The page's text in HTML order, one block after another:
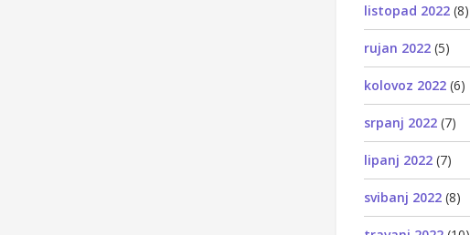
listopad 2022 (8)
rujan 2022 (5)
kolovoz 2022 (6)
srpanj 2022 (7)
lipanj 2022 (7)
svibanj 2022 (8)